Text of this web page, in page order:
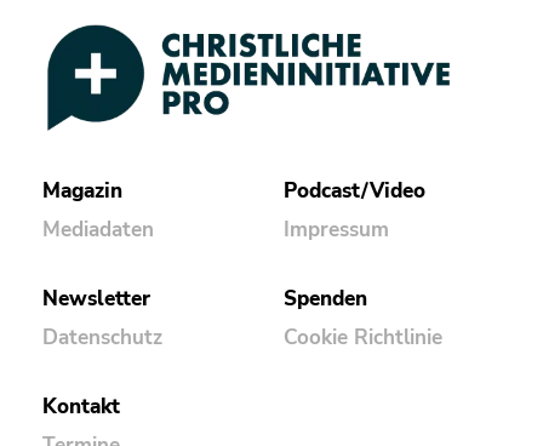
Magazin
Mediadaten
Podcast/Video
Impressum
Newsletter
Datenschutz
Spenden
Cookie Richtlinie
Kontakt